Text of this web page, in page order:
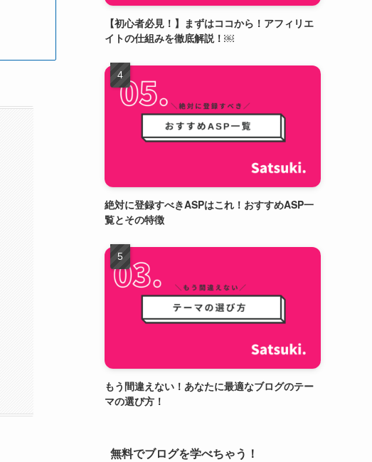
【初心者必見！】まずはココから！アフィリエ
イトの仕組みを徹底解説！￼
絶対に登録すべきASPはこれ！おすすめASP一
覧とその特徴
もう間違えない！あなたに最適なブログのテー
マの選び方！
無料でブログを学べちゃう！